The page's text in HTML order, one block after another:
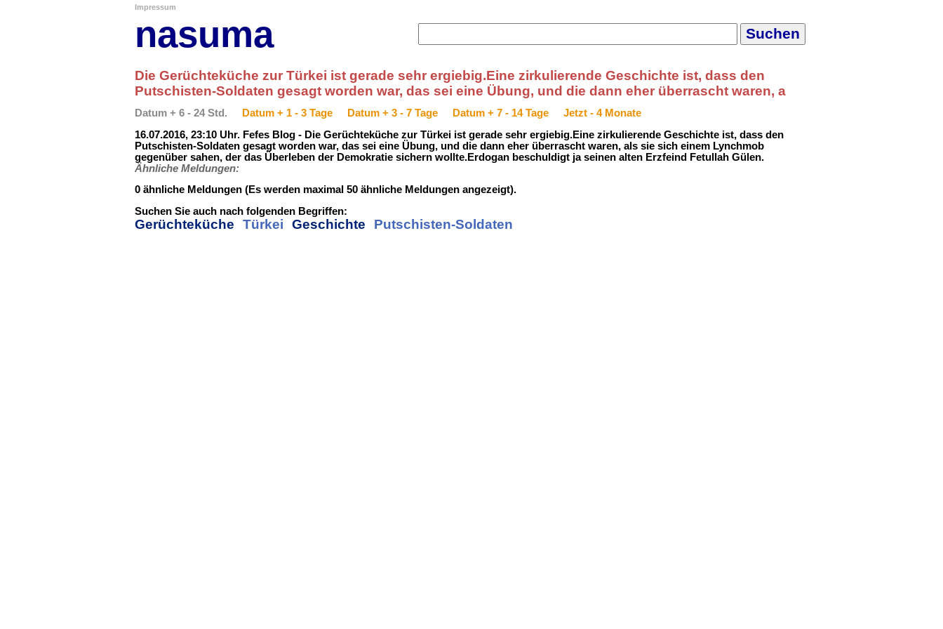
Impressum
nasuma
Die Gerüchteküche zur Türkei ist gerade sehr ergiebig.Eine zirkulierende Geschichte ist, dass den
Putschisten-Soldaten gesagt worden war, das sei eine Übung, und die dann eher überrascht waren, a
Datum + 6 - 24 Std. Datum + 1 - 3 Tage Datum + 3 - 7 Tage Datum + 7 - 14 Tage
Jetzt - 4 Monate
16.07.2016, 23:10 Uhr. Fefes Blog - Die Gerüchteküche zur Türkei ist gerade sehr ergiebig.Eine zirkulierende Geschichte ist, dass den
Putschisten-Soldaten gesagt worden war, das sei eine Übung, und die dann eher überrascht waren, als sie sich einem Lynchmob
gegenüber sahen, der das Überleben der Demokratie sichern wollte.Erdogan beschuldigt ja seinen alten Erzfeind Fetullah Gülen.
Ähnliche Meldungen:
0 ähnliche Meldungen (Es werden maximal 50 ähnliche Meldungen angezeigt).
Suchen Sie auch nach folgenden Begriffen:
Gerüchteküche Türkei Geschichte Putschisten-Soldaten